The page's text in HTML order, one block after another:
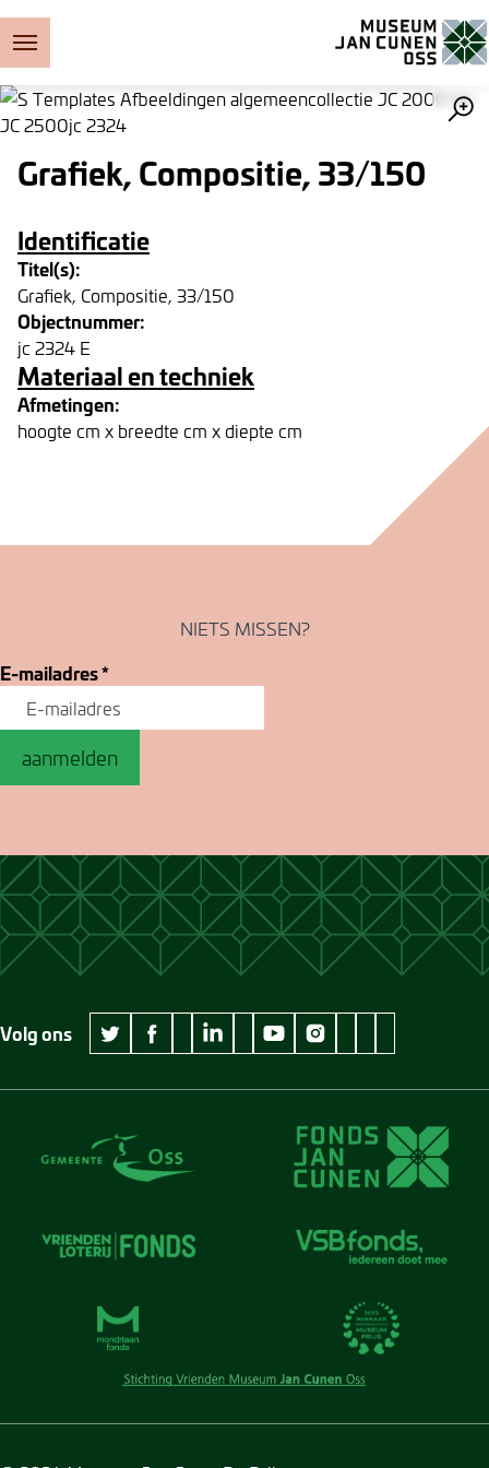
Grafiek, Compositie, 33/150
Identificatie
Titel(s):
Grafiek, Compositie, 33/150
Objectnummer:
jc 2324 E
Materiaal en techniek
Afmetingen:
hoogte cm x breedte cm x diepte cm
NIETS MISSEN?
E-mailadres*
aanmelden
Volg ons
twitter Museum Jan Cunen
facebook Museum Jan Cunen
wikipedia Museum Jan Cunen
linkedin Museum Jan Cunen
googleplus Museum Jan Cunen
youtube Museum Jan Cunen
instagram Museum